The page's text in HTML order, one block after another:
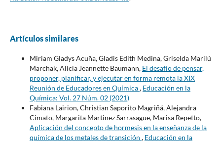
Artículos similares
Miriam Gladys Acuña, Gladis Edith Medina, Griselda Marilú
Marchak, Alicia Jeannette Baumann, El desafío de pensar,
proponer, planificar, y ejecutar en forma remota la XIX
Reunión de Educadores en Química, Educación en la
Química: Vol. 27 Núm. 02 (2021)
Fabiana Lairion, Christian Saporito Magriñá, Alejandra
Cimato, Margarita Martinez Sarrasague, Marisa Repetto,
Aplicación del concepto de hormesis en la enseñanza de la
química de los metales de transición , Educación en la